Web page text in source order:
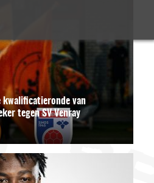
van
tegen SV Venray